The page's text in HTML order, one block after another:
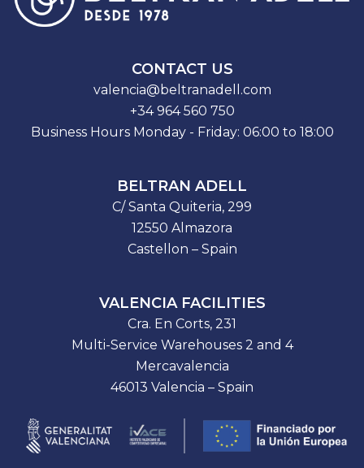
CONTACT US
valencia@beltranadell.com
+34 964 560 750
Business Hours Monday - Friday: 06:00 to 18:00
BELTRAN ADELL
C/ Santa Quiteria, 299
12550 Almazora
Castellon – Spain
VALENCIA FACILITIES
Cra. En Corts, 231
Multi-Service Warehouses 2 and 4
Mercavalencia
46013 Valencia – Spain